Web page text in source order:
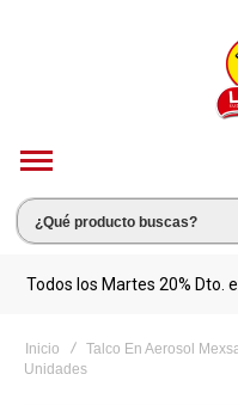
Todos los Martes 20% Dto.
Inicio
Talco En Aerosol
Unidades